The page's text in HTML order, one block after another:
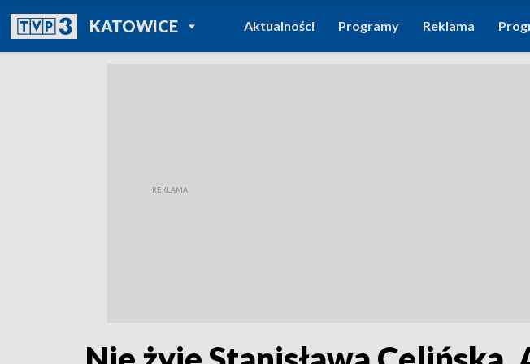
KATOWICEPOWRÓT DO
TVP REGIONY
Aktualności Programy Reklama